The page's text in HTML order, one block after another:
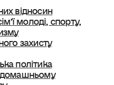
відносин
молоді, спорту,
захисту
політика